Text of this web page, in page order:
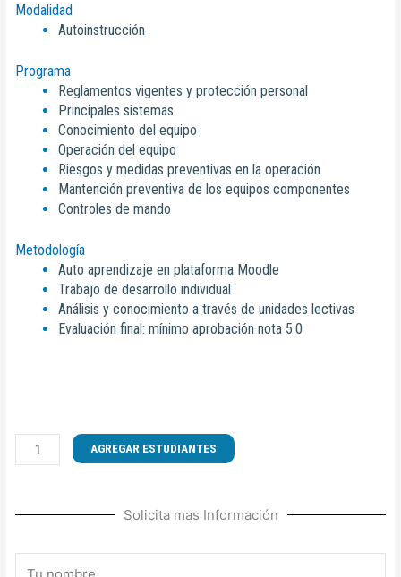
Modalidad
Autoinstrucción
Programa
Reglamentos vigentes y protección personal
Principales sistemas
Conocimiento del equipo
Operación del equipo
Riesgos y medidas preventivas en la operación
Mantención preventiva de los equipos componentes
Controles de mando
Metodología
Auto aprendizaje en plataforma Moodle
Trabajo de desarrollo individual
Análisis y conocimiento a través de unidades lectivas
Evaluación final: mínimo aprobación nota 5.0
CURSO
DE
AGREGAR ESTUDIANTES
Solicita mas Información